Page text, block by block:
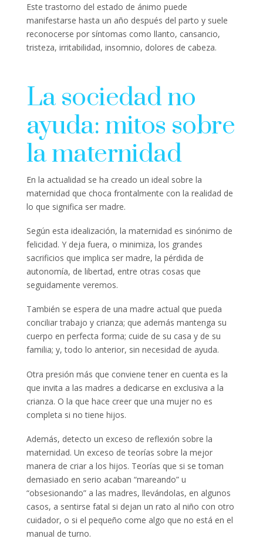
Este trastorno del estado de ánimo puede
manifestarse hasta un año después del parto y suele
reconocerse por síntomas como llanto, cansancio,
tristeza, irritabilidad, insomnio, dolores de cabeza.
La sociedad no
ayuda: mitos sobre
la maternidad
En la actualidad se ha creado un ideal sobre la
maternidad que choca frontalmente con la realidad de
lo que significa ser madre.
Según esta idealización, la maternidad es sinónimo de
felicidad. Y deja fuera, o minimiza, los grandes
sacrificios que implica ser madre, la pérdida de
autonomía, de libertad, entre otras cosas que
seguidamente veremos.
También se espera de una madre actual que pueda
conciliar trabajo y crianza; que además mantenga su
cuerpo en perfecta forma; cuide de su casa y de su
familia; y, todo lo anterior, sin necesidad de ayuda.
Otra presión más que conviene tener en cuenta es la
que invita a las madres a dedicarse en exclusiva a la
crianza. O la que hace creer que una mujer no es
completa si no tiene hijos.
Además, detecto un exceso de reflexión sobre la
maternidad. Un exceso de teorías sobre la mejor
manera de criar a los hijos. Teorías que si se toman
demasiado en serio acaban “mareando” u
“obsesionando” a las madres, llevándolas, en algunos
casos, a sentirse fatal si dejan un rato al niño con otro
cuidador, o si el pequeño come algo que no está en el
manual de turno.